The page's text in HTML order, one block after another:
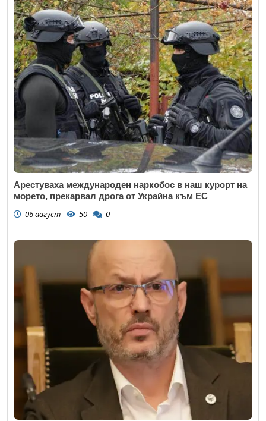
Арестуваха международен наркобос в наш курорт на
морето, прекарвал дрога от Украйна към ЕС
06 август 50 0